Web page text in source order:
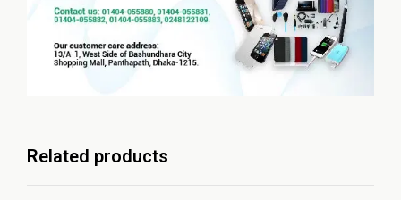
Related products